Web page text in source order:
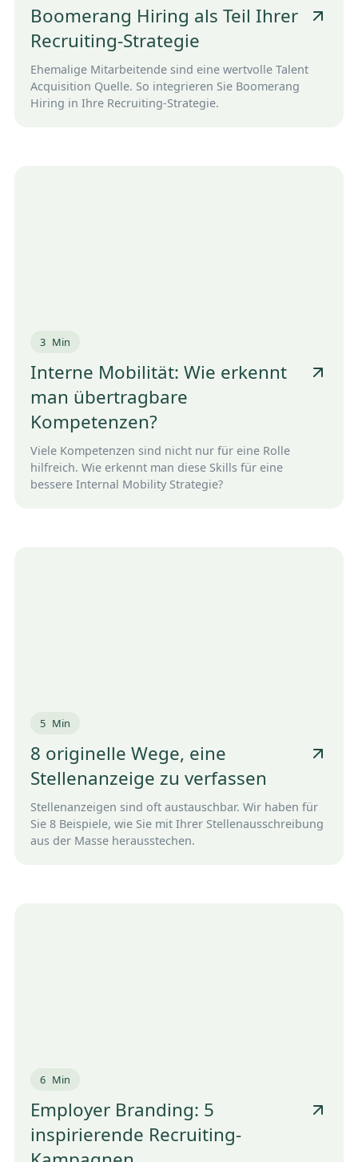
Boomerang Hiring als Teil Ihrer
Recruiting-Strategie
Ehemalige Mitarbeitende sind eine wertvolle Talent
Acquisition Quelle. So integrieren Sie Boomerang
Hiring in Ihre Recruiting-Strategie.
3 Min
Interne Mobilität: Wie erkennt
man übertragbare
Kompetenzen?
Viele Kompetenzen sind nicht nur für eine Rolle
hilfreich. Wie erkennt man diese Skills für eine
bessere Internal Mobility Strategie?
5 Min
8 originelle Wege, eine
Stellenanzeige zu verfassen
Stellenanzeigen sind oft austauschbar. Wir haben für
Sie 8 Beispiele, wie Sie mit Ihrer Stellenausschreibung
aus der Masse herausstechen.
6 Min
Employer Branding: 5
inspirierende Recruiting-